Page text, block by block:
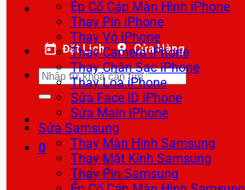
Đặt Lịch Cửa Hàng
Tìm
kiếm:
0
Ép Cổ Cáp Màn Hình iPhone
Thay Pin iPhone
Thay Vỏ iPhone
Thay Camera iPhone
Thay Chân Sạc iPhone
Thay Loa iPhone
Sửa Face ID iPhone
Sửa Main iPhone
Sửa Samsung
Thay Màn Hình Samsung
Thay Mặt Kính Samsung
Thay Pin Samsung